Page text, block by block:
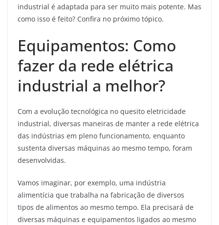
industrial é adaptada para ser muito mais potente. Mas
como isso é feito? Confira no próximo tópico.
Equipamentos: Como
fazer da rede elétrica
industrial a melhor?
Com a evolução tecnológica no quesito eletricidade
industrial, diversas maneiras de manter a rede elétrica
das indústrias em pleno funcionamento, enquanto
sustenta diversas máquinas ao mesmo tempo, foram
desenvolvidas.
Vamos imaginar, por exemplo, uma indústria
alimentícia que trabalha na fabricação de diversos
tipos de alimentos ao mesmo tempo. Ela precisará de
diversas máquinas e equipamentos ligados ao mesmo